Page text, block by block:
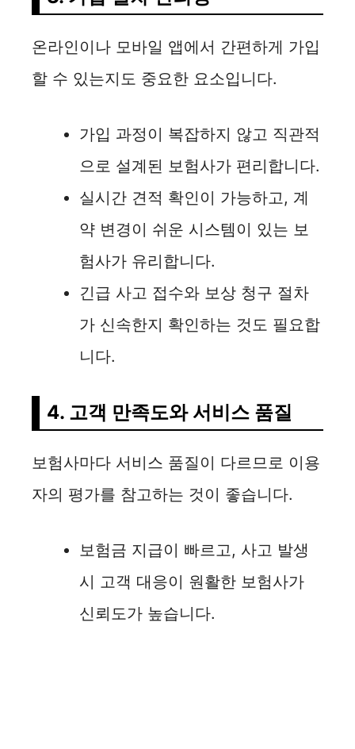
온라인이나 모바일 앱에서 간편하게 가입
할 수 있는지도 중요한 요소입니다.
가입 과정이 복잡하지 않고 직관적
으로 설계된 보험사가 편리합니다.
실시간 견적 확인이 가능하고, 계
약 변경이 쉬운 시스템이 있는 보
험사가 유리합니다.
긴급 사고 접수와 보상 청구 절차
가 신속한지 확인하는 것도 필요합
니다.
4. 고객 만족도와 서비스 품질
보험사마다 서비스 품질이 다르므로 이용
자의 평가를 참고하는 것이 좋습니다.
보험금 지급이 빠르고, 사고 발생
시 고객 대응이 원활한 보험사가
신뢰도가 높습니다.